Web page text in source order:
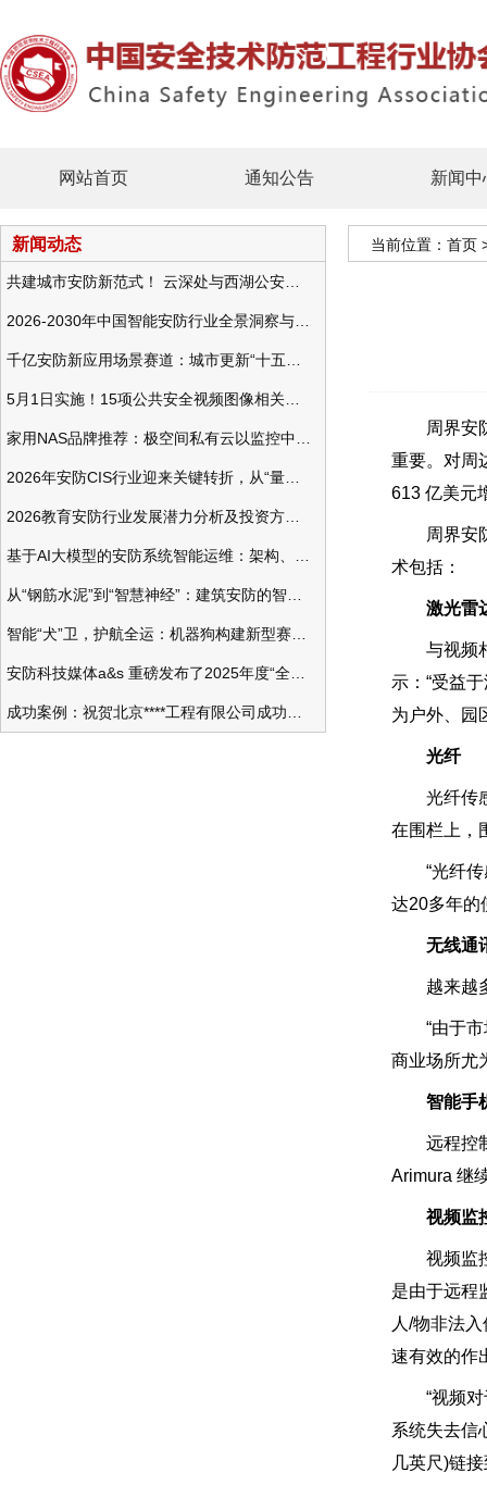
网站首页 通知公告 新闻中
新闻动态 当前位置： 首页
周界安防
重要。对周
613 亿美元
周界安防
术包括：
激光雷
与视频相
示：“受益
为户外、园
光纤
光纤传感
在围栏上，
“光纤传感
达20多年的
无线通
越来越多
“由于市场
商业场所尤
智能手
远程控制
Arimura 继
视频监
视频监控
是由于远程
人/物非法
速有效的作
“视频对
系统失去信
几英尺)链